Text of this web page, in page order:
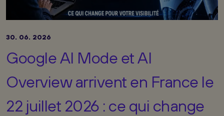
30. 06. 2026
Google AI Mode et AI
Overview arrivent en France le
22 juillet 2026 : ce qui change